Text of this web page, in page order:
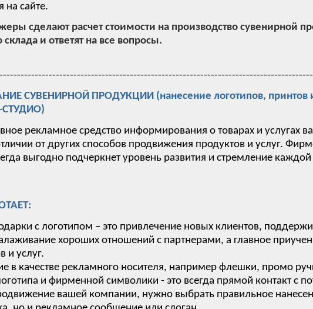
на сайте.
сделают расчет стоимости на производство сувенирной
склада и ответят на все вопросы.
СУВЕНИРНОЙ ПРОДУКЦИИ (нанесение логотипов, принтов
СТУДИО)
рекламное средство информирования о товарах и услугах
от других способов продвижения продуктов и услуг.
выгодно подчеркнет уровень развития и стремление
с логотипом – это привлечение новых клиентов,
хороших отношений с партнерами, а главное
и услуг.
в качестве рекламного носителя, например флешки, промо
и фирменной символики - это всегда прямой контакт с
вашей компании, нужно выбрать правильное